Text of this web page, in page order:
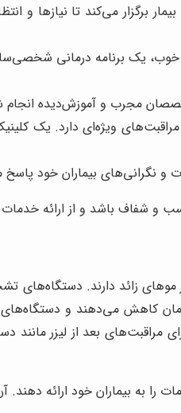
برگزار می‌کند تا نیازها
خوب، یک برنامه درمانی
مجرب و آموزش‌دیده انجام
مراقبت‌های ویژه‌ای دارد. یک
و نگرانی‌های بیماران خود
و شفاف باشد و از ارائه
موهای زائد دارند.
کاهش می‌دهند و
بعد از لیزر مانند
به بیماران خود ارائه دهند.